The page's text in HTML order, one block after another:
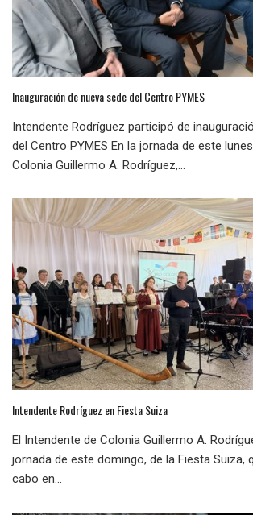
Inauguración de nueva sede del Centro PYMES
Intendente Rodríguez participó de
del Centro PYMES En la jornada de este
Colonia Guillermo A. Rodríguez,...
Intendente Rodríguez en Fiesta Suiza
El Intendente de Colonia Guillermo A.
jornada de este domingo, de la Fiesta Suiza,
cabo en...